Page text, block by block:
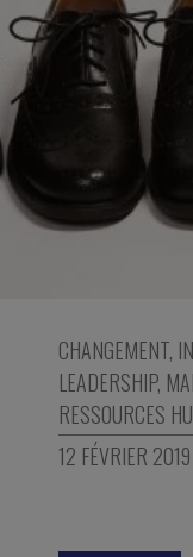
CHANGEMENT,
LEADERSHIP,
RESSOURCES
12 FÉVRIER 2019